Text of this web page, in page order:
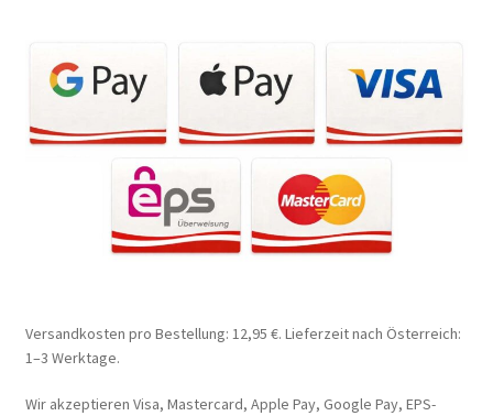
Versandkosten pro Bestellung: 12,95 €. Lieferzeit nach Österreich:
1–3 Werktage.
Wir akzeptieren Visa, Mastercard, Apple Pay, Google Pay, EPS-